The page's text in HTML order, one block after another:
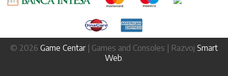
© 2026 Game Centar| Games and Consoles | Razvoj Smart
Web.